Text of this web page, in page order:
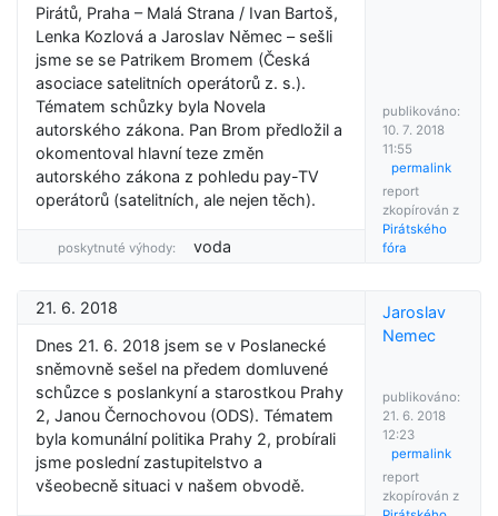
Pirátů, Praha – Malá Strana / Ivan Bartoš,
Lenka Kozlová a Jaroslav Němec – sešli
jsme se se Patrikem Bromem (Česká
asociace satelitních operátorů z. s.).
Tématem schůzky byla Novela
autorského zákona. Pan Brom předložil a
okomentoval hlavní teze změn
autorského zákona z pohledu pay-TV
operátorů (satelitních, ale nejen těch).
poskytnuté výhody: voda
publikováno:
10. 7. 2018
11:55
permalink
report
zkopírován z
Pirátského
fóra
21. 6. 2018
Dnes 21. 6. 2018 jsem se v Poslanecké
sněmovně sešel na předem domluvené
schůzce s poslankyní a starostkou Prahy
2, Janou Černochovou (ODS). Tématem
byla komunální politika Prahy 2, probírali
jsme poslední zastupitelstvo a
všeobecně situaci v našem obvodě.
Jaroslav
Nemec
publikováno:
21. 6. 2018
12:23
permalink
report
zkopírován z